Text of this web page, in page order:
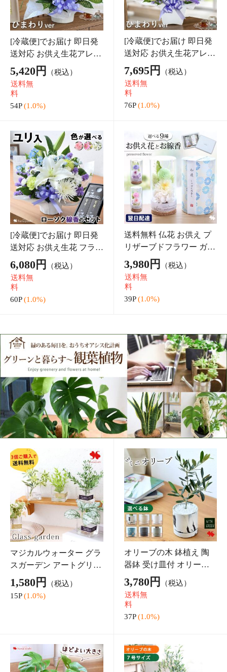
マジカルウォーター グラ
スガーデン アートグリー
ン 光触媒 ペペロミア ユ
ーカリ 観葉植物 フェイク
インテリア グリーン ミニ
新築祝い
1,580円（税込）
15P (1.0%)
器鉢 受け皿付 オリーブ
観葉植物 選べる鉢 イン
テリア ギフト おしゃれ
植物 引越し祝い お祝い
開業祝い 周年祝
3,780円（税込）
37P (1.0%)
選べる観葉植物 Mサイズ
＜バスケットに入れてお
インテリア
59P (1.0%)
オリーブの木 観葉植物
花由がお届けするオリー
物 開店祝い 開業
(1.0%)
イートシャボンボックス
選べる5カラー ボックス
プレゼント 女性 結婚祝い
フラワーギ
4,200円（税込）
送料無
料
42P (1.0%)
「キュートシャボンブー
ケ」枯れない バラ 花 誕
職 フラワーギフト おし
ゃれ お祝い 枯れ
2,590円（税込）
(1.0%)